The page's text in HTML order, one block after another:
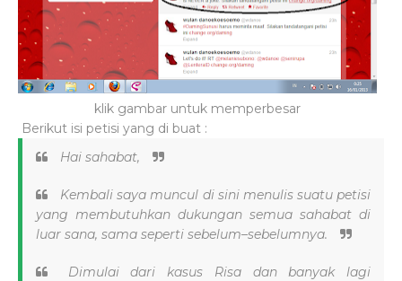
klik gambar untuk memperbesar
Berikut isi petisi yang di buat :
Hai sahabat,
Kembali saya muncul di sini menulis suatu petisi
yang membutuhkan dukungan semua sahabat di
luar sana, sama seperti sebelum–sebelumnya.
Dimulai dari kasus Risa dan banyak lagi